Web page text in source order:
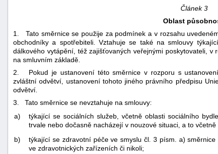
Článek 3
Oblast
1. Tato směrnice se použije za podmínek a v rozsahu
obchodníky a spotřebiteli. Vztahuje se také na smlouvy
dálkového vytápění, též zajišťovaných veřejnými poskytovateli,
na smluvním základě.
2. Pokud je ustanovení této směrnice v rozporu s
zvláštní odvětví, ustanovení tohoto jiného právního předpisu
odvětví.
3. Tato směrnice se nevztahuje na smlouvy:
a)
týkající se sociálních služeb, včetně oblasti sociálního
trvale nebo dočasně nacházejí v nouzové situaci, a to
b)
týkající se zdravotní péče ve smyslu čl. 3 písm. a)
ve zdravotnických zařízeních či nikoli;